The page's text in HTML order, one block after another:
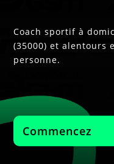
Coach sportif à
(35000) et alentours
personne.
Commencez‎ ‎ ‎ ‎ ‎ ‎ ‎ ‎